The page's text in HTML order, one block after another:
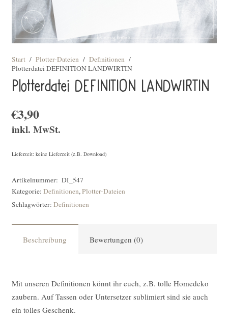
Start / Plotter-Dateien / Definitionen /
Plotterdatei DEFINITION LANDWIRTIN
Plotterdatei DEFINITION LANDWIRTIN
€3,90
inkl. MwSt.
Lieferzeit: keine Lieferzeit (z.B. Download)
Artikelnummer: DI_547
Kategorie: Definitionen,Plotter-Dateien
Schlagwörter: Definitionen
Beschreibung Bewertungen (0)
Mit unseren Definitionen könnt ihr euch, z.B. tolle Homedeko
zaubern. Auf Tassen oder Untersetzer sublimiert sind sie auch
ein tolles Geschenk.